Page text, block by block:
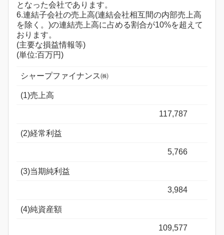
となった会社であります。
6.連結子会社の売上高(連結会社相互間の内部売上高
を除く。)の連結売上高に占める割合が10%を超えて
おります。
(主要な損益情報等)
(単位:百万円)
シャープファイナンス㈱
(1)売上高
117,787
(2)経常利益
5,766
(3)当期純利益
3,984
(4)純資産額
109,577